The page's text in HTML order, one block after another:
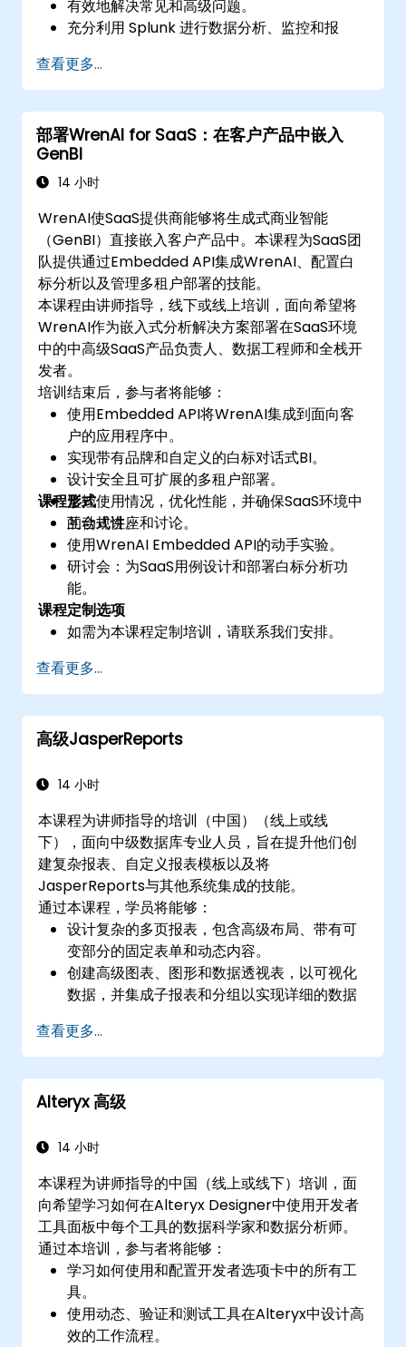
有效地解决常见和高级问题。
充分利用 Splunk 进行数据分析、监控和报
管理数据输入、使用者管理和系统配置。
查看更多...
部署WrenAI for SaaS：在客户产品中嵌入
GenBI
14 小时
WrenAI使SaaS提供商能够将生成式商业智能
（GenBI）直接嵌入客户产品中。本课程为SaaS团
队提供通过Embedded API集成WrenAI、配置白
标分析以及管理多租户部署的技能。
本课程由讲师指导，线下或线上培训，面向希望将
WrenAI作为嵌入式分析解决方案部署在SaaS环境
中的中高级SaaS产品负责人、数据工程师和全栈开
发者。
培训结束后，参与者将能够：
使用Embedded API将WrenAI集成到面向客
户的应用程序中。
实现带有品牌和自定义的白标对话式BI。
设计安全且可扩展的多租户部署。
监控使用情况，优化性能，并确保SaaS环境中
的合规性。
课程形式
互动式讲座和讨论。
使用WrenAI Embedded API的动手实验。
研讨会：为SaaS用例设计和部署白标分析功
能。
课程定制选项
如需为本课程定制培训，请联系我们安排。
查看更多...
高级JasperReports
14 小时
本课程为讲师指导的培训（中国）（线上或线
下），面向中级数据库专业人员，旨在提升他们创
建复杂报表、自定义报表模板以及将
JasperReports与其他系统集成的技能。
通过本课程，学员将能够：
设计复杂的多页报表，包含高级布局、带有可
变部分的固定表单和动态内容。
创建高级图表、图形和数据透视表，以可视化
数据，并集成子报表和分组以实现详细的数据
实施安全措施，管理用户权限，并使用
JasperReports Server进行报表调度和分
发。
查看更多...
Alteryx 高级
14 小时
本课程为讲师指导的中国（线上或线下）培训，面
向希望学习如何在Alteryx Designer中使用开发者
工具面板中每个工具的数据科学家和数据分析师。
通过本培训，参与者将能够：
学习如何使用和配置开发者选项卡中的所有工
具。
使用动态、验证和测试工具在Alteryx中设计高
效的工作流程。